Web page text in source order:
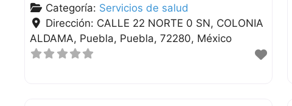
Categoría: Servicios de salud
Dirección: CALLE 22 NORTE 0 SN, COLONIA
ALDAMA Puebla Puebla 72280 México